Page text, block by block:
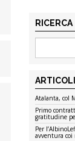
RICERCA
Atalanta, col
Primo
gratitudine
Per
avventura coi